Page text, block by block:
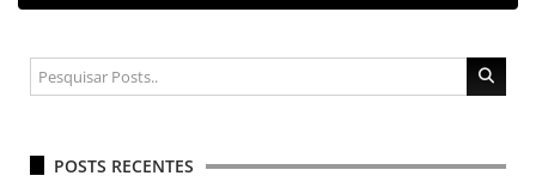
POSTS RECENTES